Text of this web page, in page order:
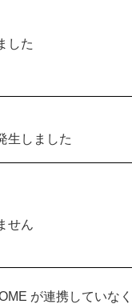
した
生しました
せん
が連携していな